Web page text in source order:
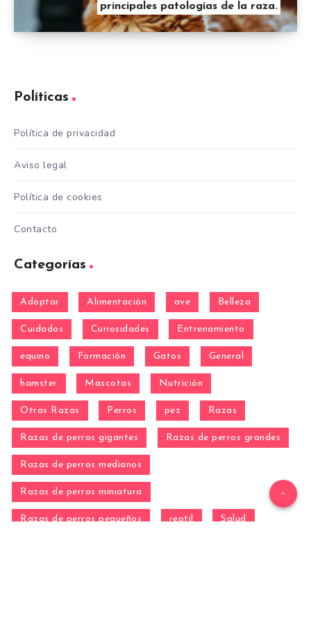
principales patologías de la raza.
Políticas
Política de privacidad
Aviso legal
Política de cookies
Contacto
Categorías
Adoptar Alimentación ave Belleza
Cuidados Curiosidades Entrenamiento
equino Formación Gatos General
hamster Mascotas Nutrición
Otras Razas Perros pez Razas
Razas de perros gigantes Razas de perros grandes
Razas de perros medianos
Razas de perros miniatura
Razas de perros pequeños reptil Salud